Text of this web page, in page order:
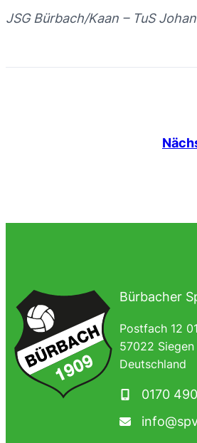
JSG Bürbach/Kaan – TuS
Bürbacher
Postfach 12
57022 Siegen
Deutschland
0170